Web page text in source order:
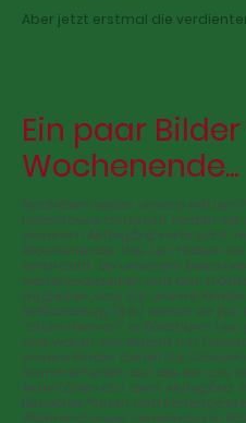
Aber jetzt erstmal die verdienten
Ein paar
Wochenende...
Nachdem leider unsere netten
nachhause mussten, haben
unserem Aktivgård verbracht.
Wochenende. Viel Zeit haben
verbracht, an unserem
weiterzuarbeiten und das
begleiten, was für unsere
Nationaltag (6.6.) waren wir bei
"alten Heimat" in Böksholm
und waren am Abend mit
unsere Kinder die letzte
Sommerferien, auf die wir uns
Aktivitäten auf dem Aktivgård
Besucher*innen und
Während unser Ferienhaus in